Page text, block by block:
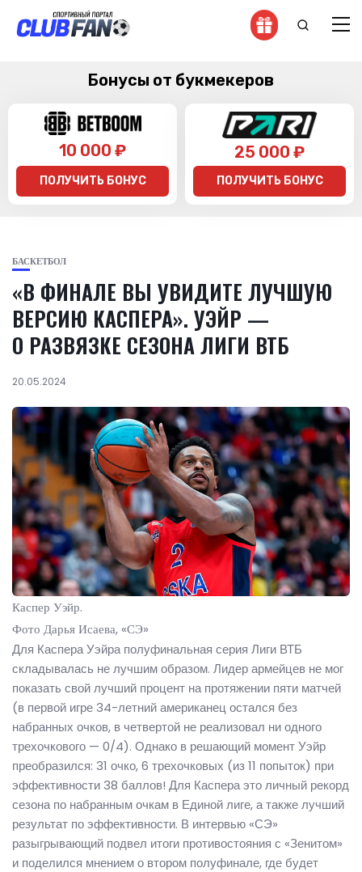
Бонусы от букмекеров
10 000 ₽
ПОЛУЧИТЬ БОНУС
25 000 ₽
ПОЛУЧИТЬ БОНУС
БАСКЕТБОЛ
«В ФИНАЛЕ ВЫ УВИДИТЕ ЛУЧШУЮ
ВЕРСИЮ КАСПЕРА». УЭЙР —
О РАЗВЯЗКЕ СЕЗОНА ЛИГИ ВТБ
20.05.2024
Каспер Уэйр.
Фото Дарья Исаева, «СЭ»
Для Каспера Уэйра полуфинальная серия Лиги ВТБ
складывалась не лучшим образом. Лидер армейцев не мог
показать свой лучший процент на протяжении пяти матчей
(в первой игре 34-летний американец остался без
набранных очков, в четвертой не реализовал ни одного
трехочкового — 0/4). Однако в решающий момент Уэйр
преобразился: 31 очко, 6 трехочковых (из 11 попыток) при
эффективности 38 баллов! Для Каспера это личный рекорд
сезона по набранным очкам в Единой лиге, а также лучший
результат по эффективности. В интервью «СЭ»
разыгрывающий подвел итоги противостояния с «Зенитом»
и поделился мнением о втором полуфинале, где будет